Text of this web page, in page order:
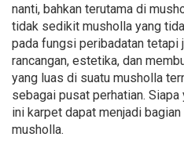
nanti, bahkan terutama di
tidak sedikit musholla yang
pada fungsi peribadatan tetapi
rancangan, estetika, dan
yang luas di suatu musholla
sebagai pusat perhatian.
ini karpet dapat menjadi
musholla.